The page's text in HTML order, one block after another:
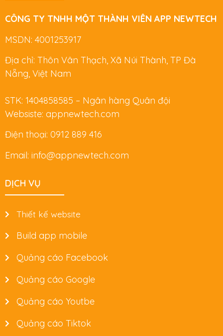
CÔNG TY TNHH MỘT THÀNH VIÊN APP NEWTECH
MSDN: 4001253917
Địa chỉ: Thôn Vân Thạch, Xã Núi Thành, TP Đà
Nẵng, Việt Nam
STK: 1404858585 – Ngân hàng Quân đội
Websiste: appnewtech.com
Điện thoại: 0912 889 416
Email: info@appnewtech.com
DỊCH VỤ
Thiết kế website
Build app mobile
Quảng cáo Facebook
Quảng cáo Google
Quảng cáo Youtbe
Quảng cáo Tiktok